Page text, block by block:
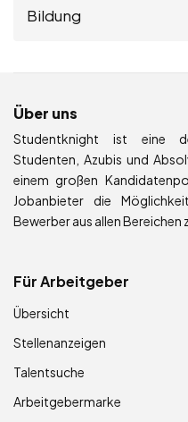
Bildung
Über uns
Studentknight ist eine
Studenten, Azubis und
einem großen
Jobanbieter die
Bewerber aus allen Bereichen
Für Arbeitgeber
Übersicht
Stellenanzeigen
Talentsuche
Arbeitgebermarke